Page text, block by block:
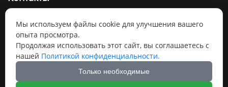
 sales08@canroon.com

Инновационная долина Скайворт B0926, Тангтоу,
1-я дорога, улица Шиян, район Баоань,
Мы используем файлы cookie для улучшения вашего
опыта просмотра.
Продолжая использовать этот сайт, вы соглашаетесь с
нашей Политикой конфиденциальности.
Только необходимые